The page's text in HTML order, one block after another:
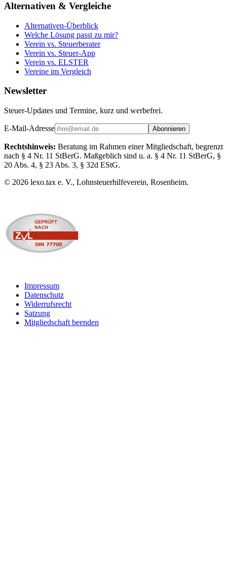
Alternativen & Vergleiche
Alternativen-Überblick
Welche Lösung passt zu mir?
Verein vs. Steuerberater
Verein vs. Steuer-App
Verein vs. ELSTER
Vereine im Vergleich
Newsletter
Steuer-Updates und Termine, kurz und werbefrei.
E-Mail-Adresse Abonnieren
Rechtshinweis: Beratung im Rahmen einer Mitgliedschaft, begrenzt
nach § 4 Nr. 11 StBerG. Maßgeblich sind u. a. § 4 Nr. 11 StBerG, §
20 Abs. 4, § 23 Abs. 3, § 32d EStG.
© 2026 lexo.tax e. V., Lohnsteuerhilfeverein, Rosenheim.
Impressum
Datenschutz
Widerrufsrecht
Satzung
Mitgliedschaft beenden